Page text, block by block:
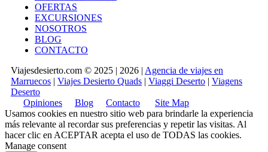
OFERTAS
EXCURSIONES
NOSOTROS
BLOG
CONTACTO
Viajesdesierto.com © 2025 | 2026 | Agencia de viajes en
Marruecos | Viajes Desierto Quads | Viaggi Deserto | Viagens
Deserto
Opiniones
Blog Contacto
Site Map
Usamos cookies en nuestro sitio web para brindarle la experiencia
más relevante al recordar sus preferencias y repetir las visitas. Al
hacer clic en ACEPTAR acepta el uso de TODAS las cookies.
Manage consent